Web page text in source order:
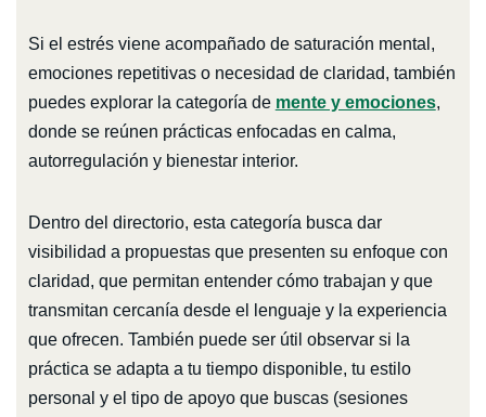
Si el estrés viene acompañado de saturación mental,
emociones repetitivas o necesidad de claridad, también
puedes explorar la categoría de mente y emociones,
donde se reúnen prácticas enfocadas en calma,
autorregulación y bienestar interior.
Dentro del directorio, esta categoría busca dar
visibilidad a propuestas que presenten su enfoque con
claridad, que permitan entender cómo trabajan y que
transmitan cercanía desde el lenguaje y la experiencia
que ofrecen. También puede ser útil observar si la
práctica se adapta a tu tiempo disponible, tu estilo
personal y el tipo de apoyo que buscas (sesiones